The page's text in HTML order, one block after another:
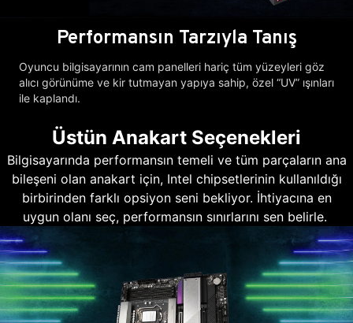
Performansın Tarzıyla Tanış
Oyuncu bilgisayarının cam panelleri hariç tüm yüzeyleri göz
alıcı görünüme ve kir tutmayan yapıya sahip, özel “UV” ışınları
ile kaplandı.
Üstün Anakart Seçenekleri
Bilgisayarında performansın temeli ve tüm parçaların ana
bileşeni olan anakart için, Intel chipsetlerinin kullanıldığı
birbirinden farklı opsiyon seni bekliyor. İhtiyacına en
uygun olanı seç, performansın sınırlarını sen belirle.